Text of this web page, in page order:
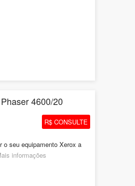
4600/20
R$ CONSULTE
o seu equipamento Xerox a
informações